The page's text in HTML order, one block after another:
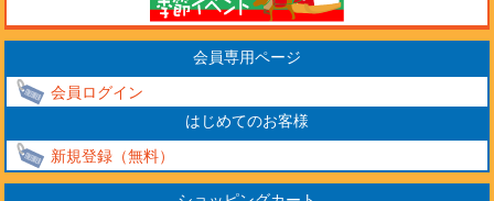
会員専用ページ
会員ログイン
はじめてのお客様
新規登録（無料）